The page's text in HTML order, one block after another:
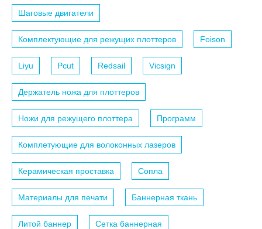
Шаговые двигатели
Комплектующие для режущих плоттеров Foison
Liyu Pcut Redsail Vicsign
Держатель ножа для плоттеров
Ножи для режущего плоттера Программ
Комплетующие для волоконных лазеров
Керамическая проставка Сопла
Материалы для печати Баннерная ткань
Литой баннер Сетка баннерная